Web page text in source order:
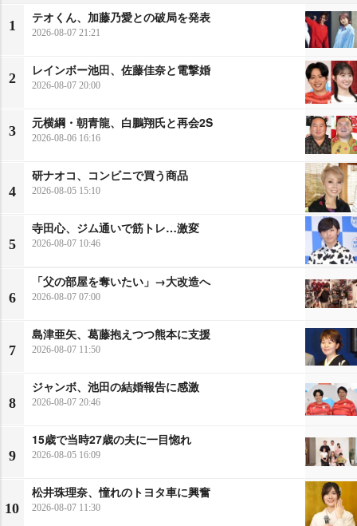
1
テオくん、加藤乃愛との破局を発表
2026-08-07 21:21
2
レインボー池田、佐藤佳奈と電撃婚
2026-08-07 20:00
3
元横綱・朝青龍、白鵬翔氏と再会2S
2026-08-06 16:16
4
研ナオコ、コンビニで買う商品
2026-08-05 15:10
5
寺田心、ジム通いで筋トレ…激変
2026-08-07 10:46
6
「父の部屋を奪いたい」→大改造へ
2026-08-07 07:00
7
島津亜矢、葛藤抱えつつ熊本に支援
2026-08-07 11:50
8
ジャンボ、池田の結婚報告に感激
2026-08-07 20:46
9
15歳で当時27歳の夫に一目惚れ
2026-08-05 16:09
10
松井珠理奈、憧れのトヨタ車に興奮
2026-08-07 11:30